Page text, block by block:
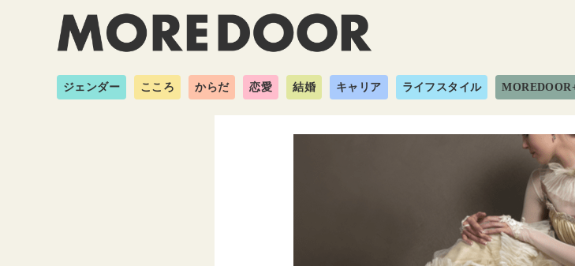
ジェンダー こころ からだ 恋愛 結婚 キャリア ライフスタイル